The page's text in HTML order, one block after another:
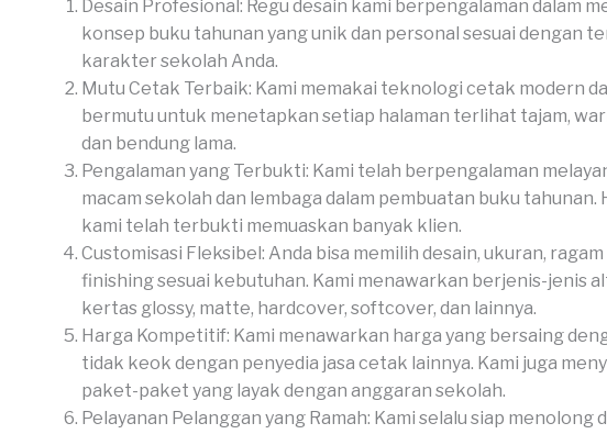
Desain Profesional: Regu desain kami berpengalaman dalam
konsep buku tahunan yang unik dan personal sesuai dengan
karakter sekolah Anda.
Mutu Cetak Terbaik: Kami memakai teknologi cetak modern
bermutu untuk menetapkan setiap halaman terlihat tajam,
dan bendung lama.
Pengalaman yang Terbukti: Kami telah berpengalaman
macam sekolah dan lembaga dalam pembuatan buku tahunan.
kami telah terbukti memuaskan banyak klien.
Customisasi Fleksibel: Anda bisa memilih desain, ukuran,
finishing sesuai kebutuhan. Kami menawarkan berjenis-jenis
kertas glossy, matte, hardcover, softcover, dan lainnya.
Harga Kompetitif: Kami menawarkan harga yang bersaing
tidak keok dengan penyedia jasa cetak lainnya. Kami juga
paket-paket yang layak dengan anggaran sekolah.
Pelayanan Pelanggan yang Ramah: Kami selalu siap menolong